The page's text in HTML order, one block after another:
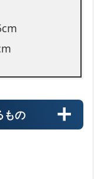
影写真です
無料です
もの